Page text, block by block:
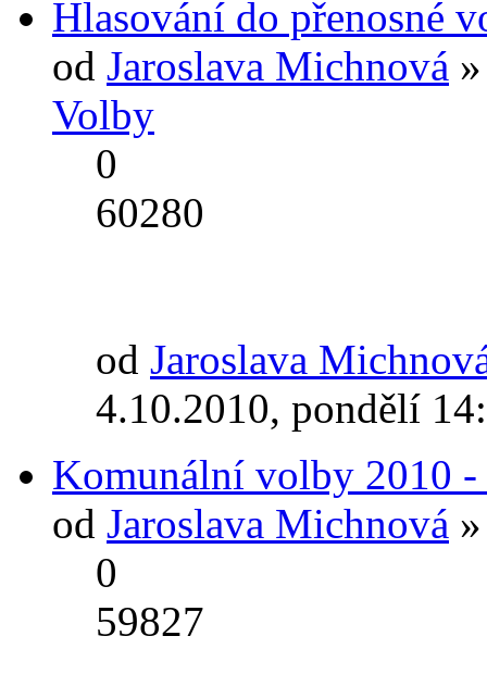
Hlasování do přenosné
od Jaroslava Michnová
Volby
0
60280
od Jaroslava
4.10.2010, pondělí
Komunální volby 2010 -
od Jaroslava Michnová
0
59827